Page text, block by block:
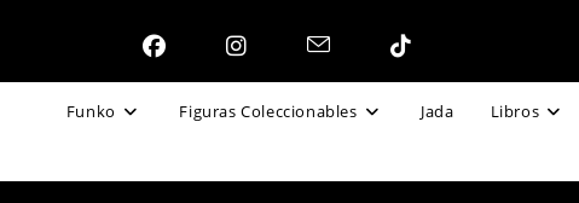
Funko Figuras Coleccionables Jada Libros